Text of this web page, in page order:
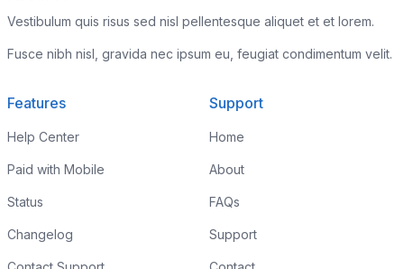
Vestibulum quis risus sed nisl pellentesque aliquet et et lorem.
Fusce nibh nisl, gravida nec ipsum eu, feugiat condimentum velit.
Features
Help Center
Paid with Mobile
Status
Changelog
Support
Home
About
FAQs
Support